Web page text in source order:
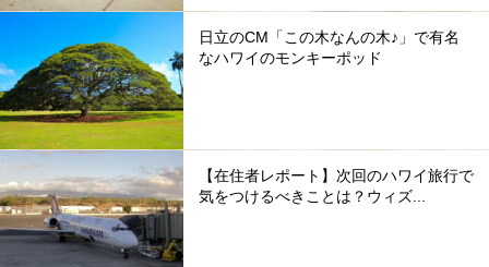
日立のCM「この木なんの木♪」で有名
なハワイのモンキーポッド
【在住者レポート】次回のハワイ旅行で
気をつけるべきことは？ウィズ...